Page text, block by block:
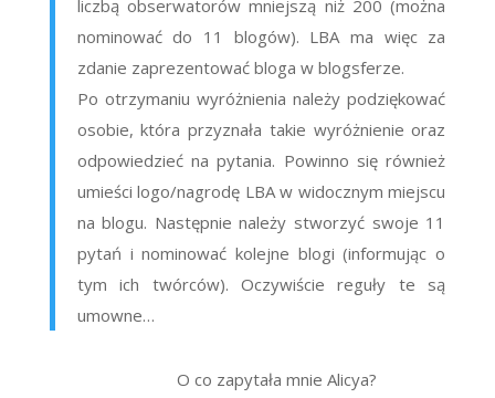
liczbą obserwatorów mniejszą niż 200 (można
nominować do 11 blogów). LBA ma więc za
zdanie zaprezentować bloga w blogsferze.
Po otrzymaniu wyróżnienia należy podziękować
osobie, która przyznała takie wyróżnienie oraz
odpowiedzieć na pytania. Powinno się również
umieści logo/nagrodę LBA w widocznym miejscu
na blogu. Następnie należy stworzyć swoje 11
pytań i nominować kolejne blogi (informując o
tym ich twórców). Oczywiście reguły te są
umowne…
O co zapytała mnie Alicya?